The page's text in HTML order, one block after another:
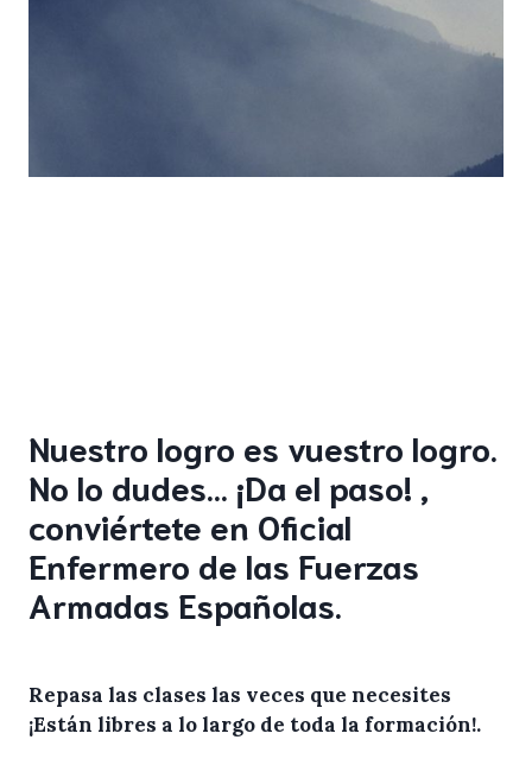
Nuestro logro es vuestro logro.
No lo dudes… ¡Da el paso! ,
conviértete en Oficial
Enfermero de las Fuerzas
Armadas Españolas.
Repasa las clases las veces que necesites
¡Están libres a lo largo de toda la formación!.